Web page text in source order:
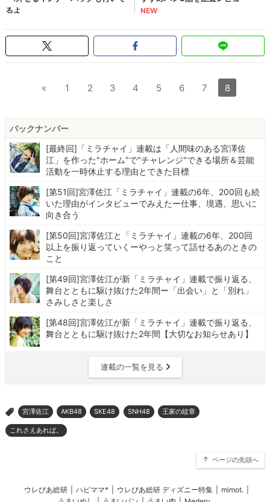
« 1 2 3 4 5 6 7 8
バックナンバー
[最終回]「ミラチャイ」連載は「人間味のある宮澤佐
江」を作った"ホーム"で"チャレンジ"できる場所＆芸能
活動を一時休止する理由とできた目標
[第51回]宮澤佐江「ミラチャイ」連載の6年、200回も続
いた理由がインタビューでみえたー仕事、境遇、思いに
向き合う
[第50回]宮澤佐江と「ミラチャイ」連載の6年、200回
以上を振り返っていくーやっと笑って話せるあのときの
こと
[第49回]宮澤佐江が新「ミラチャイ」連載で振り返る、
舞台とともに駆け抜けた2年間ー「出会い」と「別れ」
さみしさと楽しさ
[第48回]宮澤佐江が新「ミラチャイ」連載で振り返る、
舞台とともに駆け抜けた2年間【大切なお知らせあり】
連載の一覧を見る
> 宮澤佐江 AKB48 SKE48 SNH48 王家の紋章
これさえあれば。
ページの先頭へ
ウレぴあ総研 ハピママ* ウレぴあ総研 ディズニー特集 mimot.